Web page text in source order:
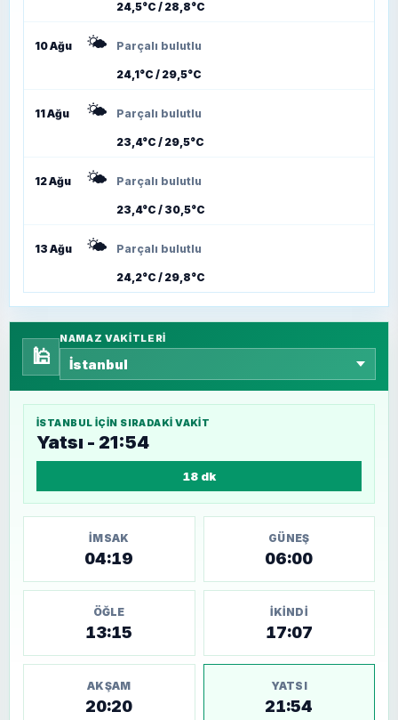
24,5°C / 28,8°C
10 Ağu 🌤️ Parçalı bulutlu
24,1°C / 29,5°C
11 Ağu 🌤️ Parçalı bulutlu
23,4°C / 29,5°C
12 Ağu 🌤️ Parçalı bulutlu
23,4°C / 30,5°C
13 Ağu 🌤️ Parçalı bulutlu
24,2°C / 29,8°C
🕌
NAMAZ VAKITLERI
İSTANBUL IÇIN SIRADAKI VAKIT
Yatsı - 21:54
18 dk
İMSAK
04:19
GÜNEŞ
06:00
ÖĞLE
13:15
İKINDI
17:07
AKŞAM
20:20
YATSI
21:54